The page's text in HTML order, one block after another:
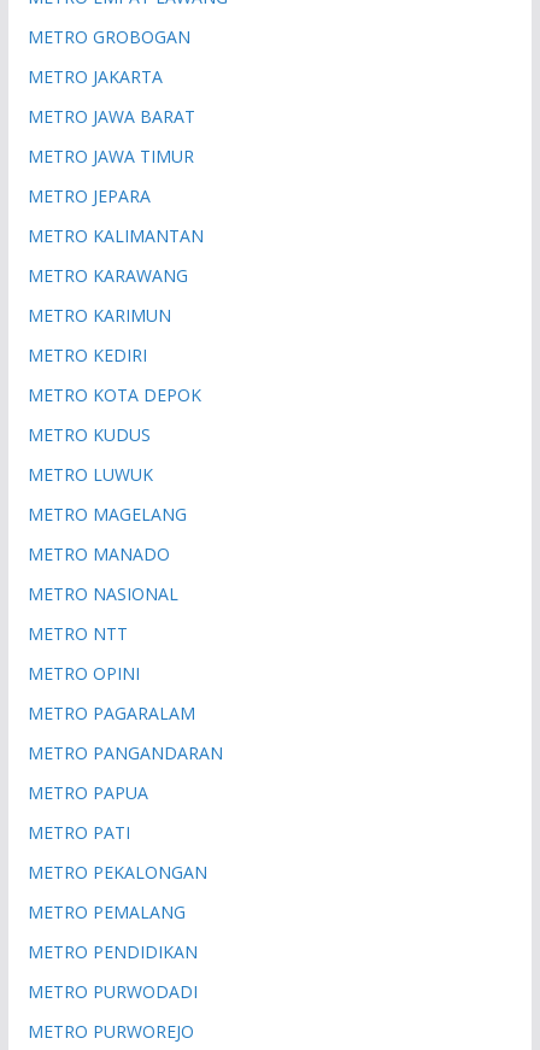
METRO GROBOGAN
METRO JAKARTA
METRO JAWA BARAT
METRO JAWA TIMUR
METRO JEPARA
METRO KALIMANTAN
METRO KARAWANG
METRO KARIMUN
METRO KEDIRI
METRO KOTA DEPOK
METRO KUDUS
METRO LUWUK
METRO MAGELANG
METRO MANADO
METRO NASIONAL
METRO NTT
METRO OPINI
METRO PAGARALAM
METRO PANGANDARAN
METRO PAPUA
METRO PATI
METRO PEKALONGAN
METRO PEMALANG
METRO PENDIDIKAN
METRO PURWODADI
METRO PURWOREJO